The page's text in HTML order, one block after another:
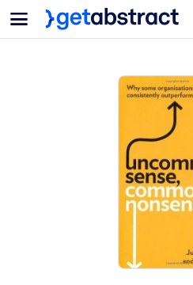
菜单
面向团队与管理者
为您的员工配备关键的人工智能
帮助您的管理者为未来的工作时
让团队更轻松地共同学习、解决
培养您的员工应对未来挑战所需
面向人工智能系统